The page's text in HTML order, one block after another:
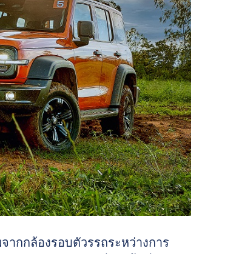
ากกล้องรอบตัวรรถระหว่างการ